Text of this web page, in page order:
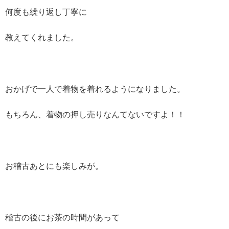
何度も繰り返し丁寧に
教えてくれました。
おかげで一人で着物を着れるようになりました。
もちろん、着物の押し売りなんてないですよ！！
お稽古あとにも楽しみが。
稽古の後にお茶の時間があって